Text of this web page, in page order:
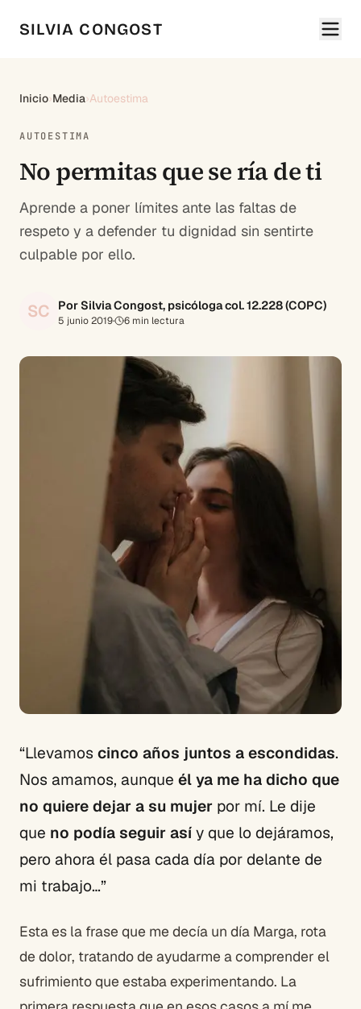
SILVIA CONGOST
Inicio›Media›Autoestima
AUTOESTIMA
No permitas que se ría de ti
Aprende a poner límites ante las faltas de
respeto y a defender tu dignidad sin sentirte
culpable por ello.
SC Por Silvia Congost, psicóloga col. 12.228 (COPC)
5 junio 2019· 6 min lectura
“Llevamos cinco años juntos a escondidas.
Nos amamos, aunque él ya me ha dicho que
no quiere dejar a su mujer por mí. Le dije
que no podía seguir así y que lo dejáramos,
pero ahora él pasa cada día por delante de
mi trabajo…”
Esta es la frase que me decía un día Marga, rota
de dolor, tratando de ayudarme a comprender el
sufrimiento que estaba experimentando. La